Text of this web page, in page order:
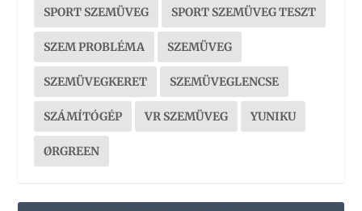
SPORT SZEMÜVEG SPORT SZEMÜVEG TESZT
SZEM PROBLÉMA SZEMÜVEG
SZEMÜVEGKERET SZEMÜVEGLENCSE
SZÁMÍTÓGÉP VR SZEMÜVEG YUNIKU
ØRGREEN